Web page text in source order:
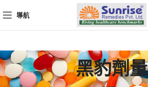
導航
黑豹劑量